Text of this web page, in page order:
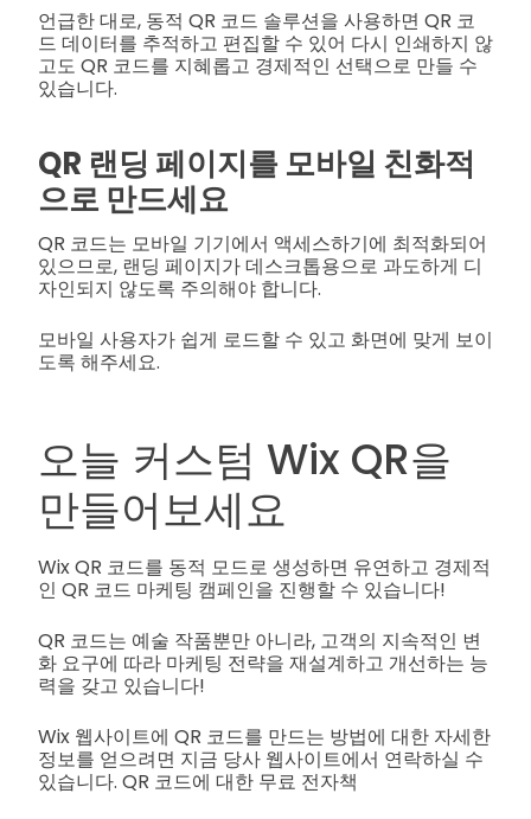
언급한 대로, 동적 QR 코드 솔루션을 사용하면 QR 코
드 데이터를 추적하고 편집할 수 있어 다시 인쇄하지 않
고도 QR 코드를 지혜롭고 경제적인 선택으로 만들 수
있습니다.
QR 랜딩 페이지를 모바일 친화적
으로 만드세요
QR 코드는 모바일 기기에서 액세스하기에 최적화되어
있으므로, 랜딩 페이지가 데스크톱용으로 과도하게 디
자인되지 않도록 주의해야 합니다.
모바일 사용자가 쉽게 로드할 수 있고 화면에 맞게 보이
도록 해주세요.
오늘 커스텀 Wix QR을
만들어보세요
Wix QR 코드를 동적 모드로 생성하면 유연하고 경제적
인 QR 코드 마케팅 캠페인을 진행할 수 있습니다!
QR 코드는 예술 작품뿐만 아니라, 고객의 지속적인 변
화 요구에 따라 마케팅 전략을 재설계하고 개선하는 능
력을 갖고 있습니다!
Wix 웹사이트에 QR 코드를 만드는 방법에 대한 자세한
정보를 얻으려면 지금 당사 웹사이트에서 연락하실 수
있습니다. QR 코드에 대한 무료 전자책